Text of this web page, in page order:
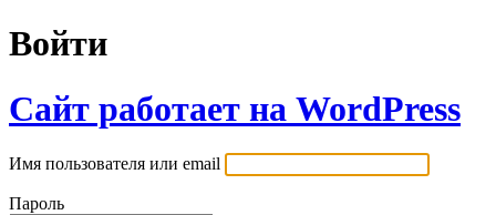
Войти
Сайт работает на WordPress
Имя пользователя или email
Пароль